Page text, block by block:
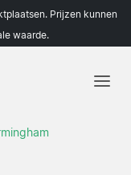
Prijzen kunnen
waarde.